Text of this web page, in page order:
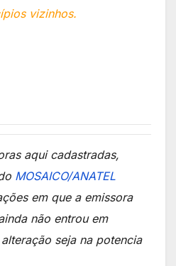
vizinhos.
aqui cadastradas,
MOSAICO/ANATEL
em que a emissora
não entrou em
seja na potencia